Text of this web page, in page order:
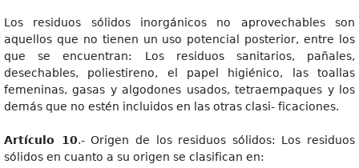
Los residuos sólidos inorgánicos no aprovechables son
aquellos que no tienen un uso potencial posterior, entre los
que se encuentran: Los residuos sanitarios, pañales,
desechables, poliestireno, el papel higiénico, las toallas
femeninas, gasas y algodones usados, tetraempaques y los
demás que no estén incluidos en las otras clasi- ficaciones.
Artículo 10.- Origen de los residuos sólidos: Los residuos
sólidos en cuanto a su origen se clasifican en: